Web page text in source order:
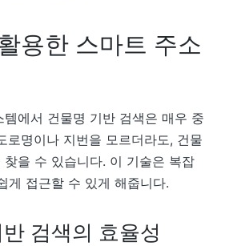
용한 스마트 주소
템에서 건물명 기반 검색은 매우 중
로명이나 지번을 모르더라도, 건물
찾을 수 있습니다. 이 기술은 복잡
게 접근할 수 있게 해줍니다.
검색의 효율성